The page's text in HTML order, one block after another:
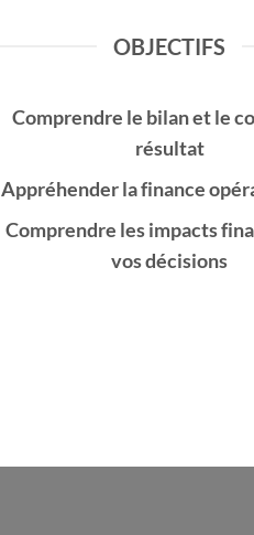
OBJECTIFS
Comprendre le bilanet le
résultat
Appréhender lafinance
Comprendre lesimpacts
vosdécisions